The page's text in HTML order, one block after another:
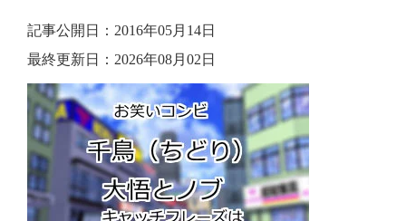
記事公開日：2016年05月14日
最終更新日：2026年08月02日